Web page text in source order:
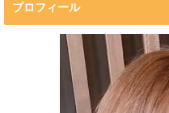
プロフィール